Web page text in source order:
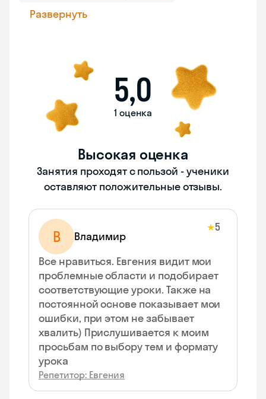
Развернуть
5,0
1 оценка
Высокая оценка
Занятия проходят с пользой - ученики
оставляют положительные отзывы.
В Владимир
★5
Все нравиться. Евгения видит мои
проблемные области и подобирает
соответствующие уроки. Также на
постоянной основе показывает мои
ошибки, при этом не забывает
хвалить) Прислушивается к моим
просьбам по выбору тем и формату
урока
Репетитор: Евгения